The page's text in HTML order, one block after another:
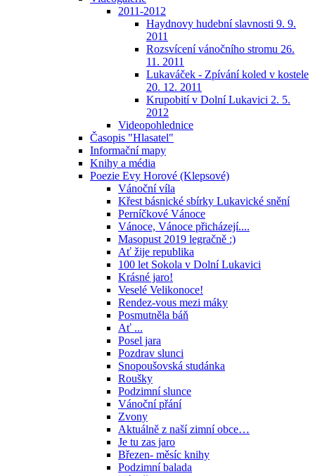
2011-2012
Haydnovy hudební slavnosti 9. 9.
2011
Rozsvícení vánočního stromu 26.
11. 2011
Lukaváček - Zpívání koled v kostele
20. 12. 2011
Krupobití v Dolní Lukavici 2. 5.
2012
Videopohlednice
Časopis "Hlasatel"
Informační mapy
Knihy a média
Poezie Evy Horové (Klepsové)
Vánoční víla
Křest básnické sbírky Lukavické snění
Perníčkové Vánoce
Vánoce, Vánoce přicházejí....
Masopust 2019 legračně :)
Ať žije republika
100 let Sokola v Dolní Lukavici
Krásné jaro!
Veselé Velikonoce!
Rendez-vous mezi máky
Posmutněla báň
Ať ...
Posel jara
Pozdrav slunci
Snopoušovská studánka
Roušky
Podzimní slunce
Vánoční přání
Zvony
Aktuálně z naší zimní obce…
Je tu zas jaro
Březen- měsíc knihy
Podzimní balada